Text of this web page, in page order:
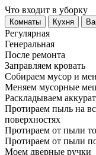
Что входит в уборку
Регу­лярная
Гене­ральная
После ремонта
Заправляем кровать
Собираем мусор и
Меняем мусорные
Раскладываем
Протираем пыль на
поверхностях
Протираем от пыли
Протираем от пыли
Моем дверные ручки